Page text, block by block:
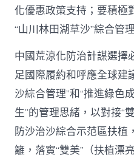
化優惠政策支持；要積極
“山川林田湖草沙”綜合管
中國荒涼化防治計謀選擇
足國際履約和呼應全球建
沙綜合管理”和“推進綠色
生”的管理思緒，以對接“
防沙治沙綜合示范區扶植
籬，落實“雙美”（扶植漂